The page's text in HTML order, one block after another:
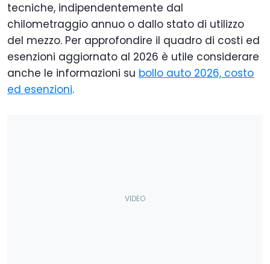
tecniche, indipendentemente dal
chilometraggio annuo o dallo stato di utilizzo
del mezzo. Per approfondire il quadro di costi ed
esenzioni aggiornato al 2026 è utile considerare
anche le informazioni su bollo auto 2026, costo
ed esenzioni.